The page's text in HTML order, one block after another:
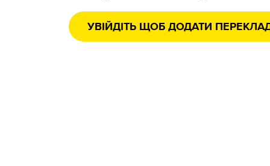
УВІЙДІТЬ ЩОБ ДОДАТИ